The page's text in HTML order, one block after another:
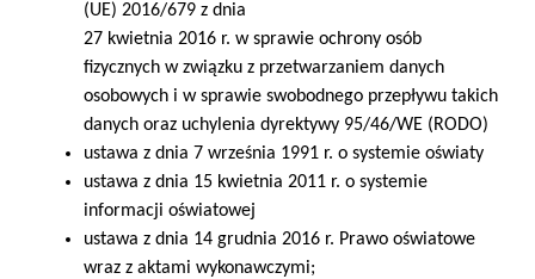
(UE) 2016/679 z dnia
27 kwietnia 2016 r. w sprawie ochrony osób
fizycznych w związku z przetwarzaniem danych
osobowych i w sprawie swobodnego przepływu takich
danych oraz uchylenia dyrektywy 95/46/WE (RODO)
ustawa z dnia 7 września 1991 r. o systemie oświaty
ustawa z dnia 15 kwietnia 2011 r. o systemie
informacji oświatowej
ustawa z dnia 14 grudnia 2016 r. Prawo oświatowe
wraz z aktami wykonawczymi;